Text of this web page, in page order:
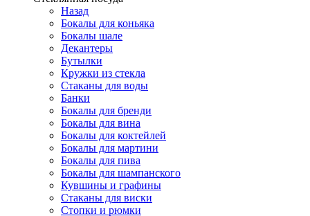
Назад
Бокалы для коньяка
Бокалы шале
Декантеры
Бутылки
Кружки из стекла
Стаканы для воды
Банки
Бокалы для бренди
Бокалы для вина
Бокалы для коктейлей
Бокалы для мартини
Бокалы для пива
Бокалы для шампанского
Кувшины и графины
Стаканы для виски
Стопки и рюмки